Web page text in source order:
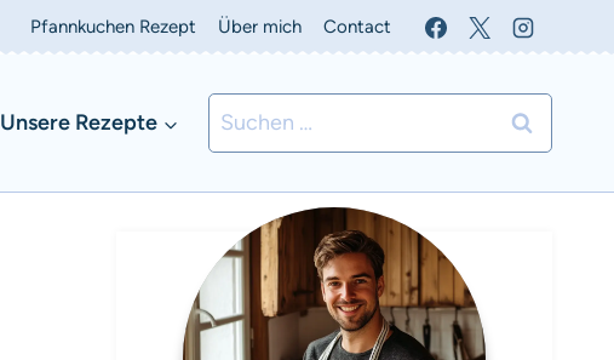
Pfannkuchen Rezept Über mich Contact
Unsere Rezepte
Suchen
nach: